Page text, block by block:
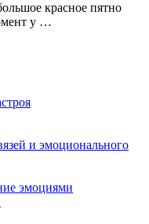
красное пятно
у …
и эмоционального
эмоциями